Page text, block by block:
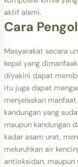
aktif alami.
Cara
Masyarakat secara
kepel yang
diyakini dapat
itu juga dapat
menjelaskan
kandungan yang
maupun kandungan
kadar asam urat,
meluruhkan air
antioksidan, maupun